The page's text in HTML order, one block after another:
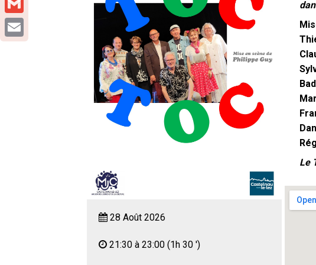
28 Août 2026
21:30 à 23:00 (1h 30 ')
Le
Gmail